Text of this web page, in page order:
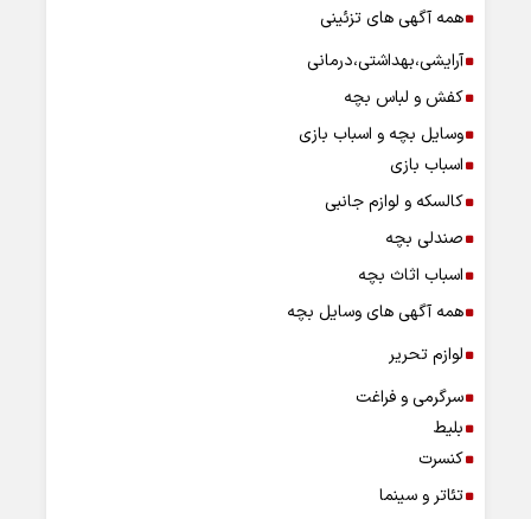
همه آگهی های تزئینی
آرایشی،بهداشتی،درمانی
کفش و لباس بچه
وسایل بچه و اسباب بازی
اسباب بازی
کالسکه و لوازم جانبی
صندلی بچه
اسباب اثاث بچه
همه آگهی های وسایل بچه
لوازم تحریر
سرگرمی و فراغت
بلیط
کنسرت
تئاتر و سینما